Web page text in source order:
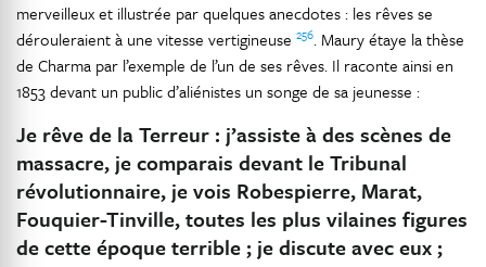
merveilleux et illustrée par quelques anecdotes : les rêves se
dérouleraient à une vitesse vertigineuse 256. Maury étaye la thèse
de Charma par l’exemple de l’un de ses rêves. Il raconte ainsi en
1853 devant un public d’aliénistes un songe de sa jeunesse :
Je rêve de la Terreur : j’assiste à des scènes de
massacre, je comparais devant le Tribunal
révolutionnaire, je vois Robespierre, Marat,
Fouquier-Tinville, toutes les plus vilaines figures
de cette époque terrible ; je discute avec eux ;